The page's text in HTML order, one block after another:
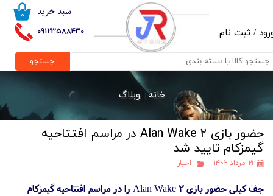
09123588430
۰ سبد خرید
/ ثبت نام
حساب کاربری من
تغییر گذر واژه
خروج از حساب کاربری
جستجو
خانه |وبلاگ
حضور بازی Alan Wake 2 در مراسم افتتاحیه
گیمزکام تایید شد
۲۱ مرداد ۱۴۰۲ اخبار
جف کیلی حضور بازی Alan Wake 2 را در مراسم افتتاحیه گیمزکام